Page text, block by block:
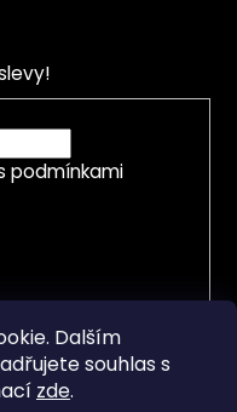
Dalším
souhlas s
zde.
podmínkami